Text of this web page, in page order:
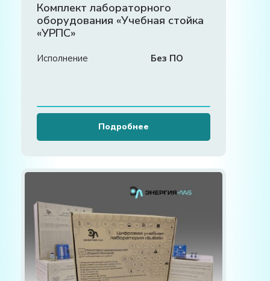
Комплект лабораторного
оборудования «Учебная стойка
«УРПС»
Исполнение Без ПО
Подробнее